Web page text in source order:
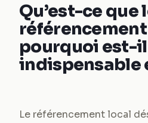
Qu’est-ce que
pourquoi est-il
indispensable
Le référencement local